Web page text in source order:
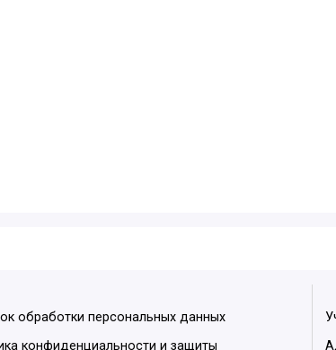
обработки персональных данных
конфиденциальности и защиты